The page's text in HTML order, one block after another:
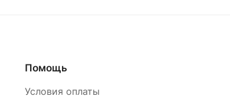
Помощь
Условия оплаты